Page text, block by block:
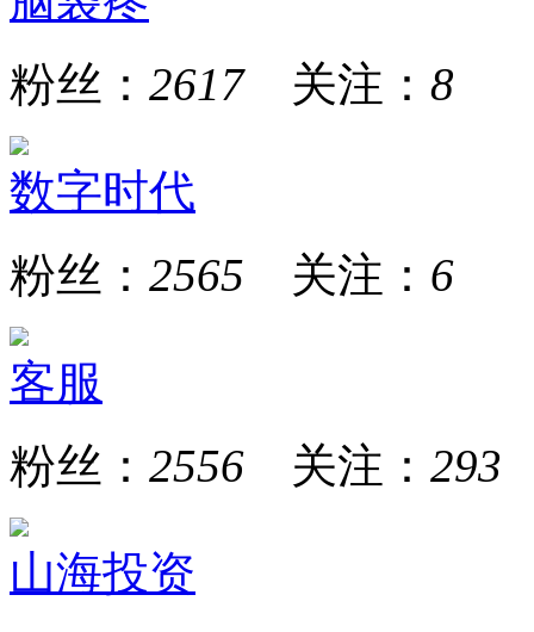
粉丝： 2617关注： 8
数字时代
粉丝： 2565 关注： 6
客服
粉丝： 2556 关注： 293
山海投资